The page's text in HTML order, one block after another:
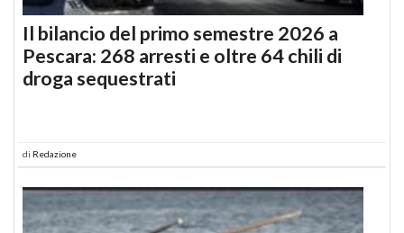
Il bilancio del primo semestre 2026 a
Pescara: 268 arresti e oltre 64 chili di
droga sequestrati
di Redazione